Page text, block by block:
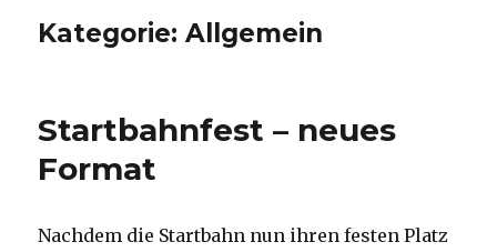
Kategorie:Allgemein
Startbahnfest – neues
Format
Nachdem die Startbahn nun ihren festen Platz